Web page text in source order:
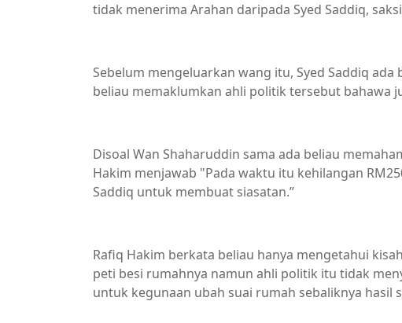
tidak menerima Arahan daripada Syed Saddiq,
Sebelum mengeluarkan wang itu, Syed Saddiq
beliau memaklumkan ahli politik tersebut bahawa
Disoal Wan Shaharuddin sama ada beliau
Hakim menjawab "Pada waktu itu kehilangan
Saddiq untuk membuat siasatan.”
Rafiq Hakim berkata beliau hanya mengetahui
peti besi rumahnya namun ahli politik itu tidak
untuk kegunaan ubah suai rumah sebaliknya hasil